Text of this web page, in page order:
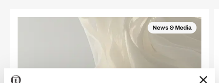
News & Media